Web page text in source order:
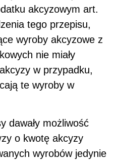
akcyzowym art.
tego przepisu,
wyroby akcyzowe z
nie miały
w przypadku,
te wyroby w
dawały możliwość
o kwotę akcyzy
wyrobów jedynie